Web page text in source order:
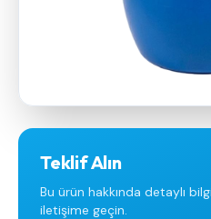
Teklif Alın
Bu ürün hakkında detaylı
iletişime geçin.